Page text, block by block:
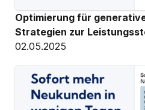
Optimierung für
Strategien zur
02.05.2025